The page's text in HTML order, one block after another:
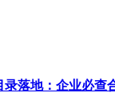
落地：企业必查